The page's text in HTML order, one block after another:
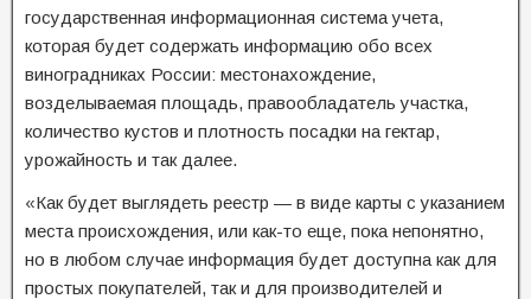
государственная информационная система учета,
которая будет содержать информацию обо всех
виноградниках России: местонахождение,
возделываемая площадь, правообладатель участка,
количество кустов и плотность посадки на гектар,
урожайность и так далее.
«Как будет выглядеть реестр — в виде карты с указанием
места происхождения, или как-то еще, пока непонятно,
но в любом случае информация будет доступна как для
простых покупателей, так и для производителей и